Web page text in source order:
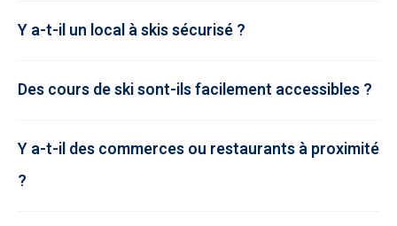
Y a-t-il un local à skis sécurisé ?
Des cours de ski sont-ils facilement accessibles ?
Y a-t-il des commerces ou restaurants à proximité
?